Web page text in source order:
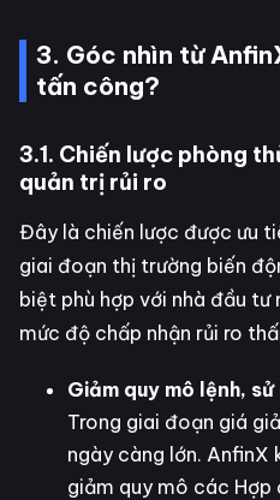
3. Góc nhìn từ
tấn công?
3.1. Chiến lược phòng
quản trị rủi ro
Đây là chiến lược được ưu
giai đoạn thị trường biến
biệt phù hợp với nhà đầu tư
mức độ chấp nhận rủi ro
Giảm quy mô lệnh,
Trong giai đoạn giá
ngày càng lớn. AnfinX
giảm quy mô các Hợp